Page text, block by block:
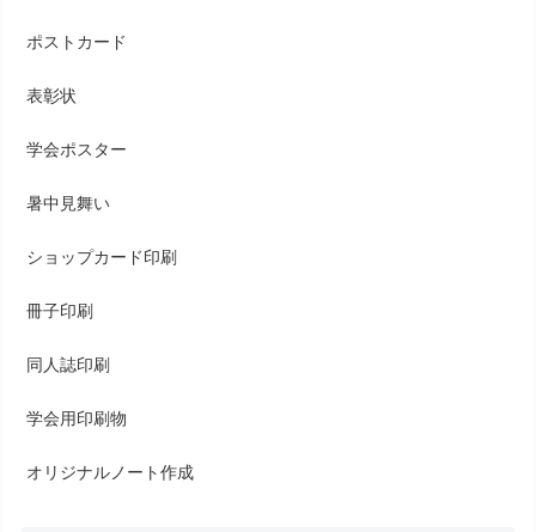
ポストカード
表彰状
学会ポスター
暑中見舞い
ショップカード印刷
冊子印刷
同人誌印刷
学会用印刷物
オリジナルノート作成